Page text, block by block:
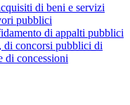
di beni e servizi
pubblici
di appalti pubblici
di concorsi pubblici di
di concessioni